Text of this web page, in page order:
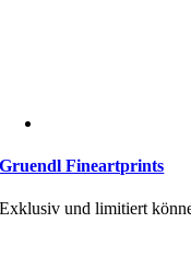
Gruendl Fineartprints
Exklusiv und limitiert